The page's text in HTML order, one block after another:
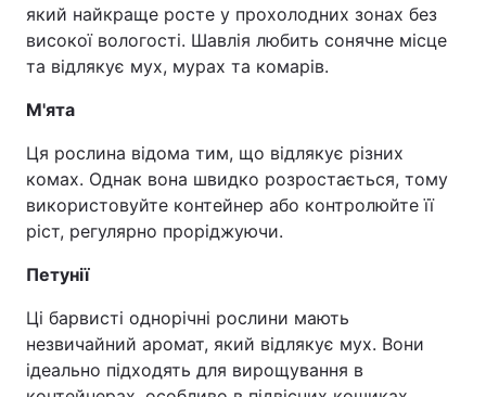
який найкраще росте у прохолодних зонах без
високої вологості. Шавлія любить сонячне місце
та відлякує мух, мурах та комарів.
М'ята
Ця рослина відома тим, що відлякує різних
комах. Однак вона швидко розростається, тому
використовуйте контейнер або контролюйте її
ріст, регулярно проріджуючи.
Петунії
Ці барвисті однорічні рослини мають
незвичайний аромат, який відлякує мух. Вони
ідеально підходять для вирощування в